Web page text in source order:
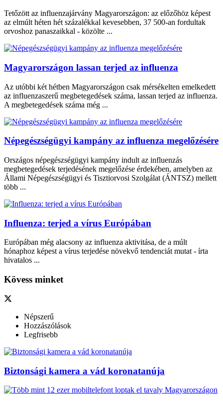
Tetőzött az influenzajárvány Magyarországon: az előzőhöz képest
az elmúlt héten hét százalékkal kevesebben, 37 500-an fordultak
orvoshoz panaszaikkal - közölte ...
Magyarországon lassan terjed az influenza
Az utóbbi két hétben Magyarországon csak mérsékelten emelkedett
az influenzaszerű megbetegedések száma, lassan terjed az influenza.
A megbetegedések száma még ...
Népegészségügyi kampány az influenza megelőzésére
Országos népegészségügyi kampány indult az influenzás
megbetegedések terjedésének megelőzése érdekében, amelyben az
Állami Népegészségügyi és Tisztiorvosi Szolgálat (ÁNTSZ) mellett
több ...
Influenza: terjed a vírus Európában
Európában még alacsony az influenza aktivitása, de a múlt
hónaphoz képest a vírus terjedése növekvő tendenciát mutat - írta
hivatalos ...
Kövess minket
Népszerű
Hozzászólások
Legfrisebb
Biztonsági kamera a vád koronatanúja